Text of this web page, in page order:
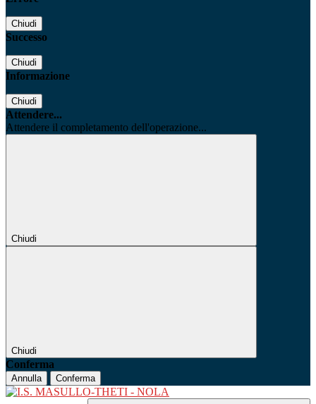
Chiudi
Successo
Chiudi
Informazione
Chiudi
Attendere...
Attendere il completamento dell'operazione...
Chiudi
Chiudi
Conferma
Annulla Conferma